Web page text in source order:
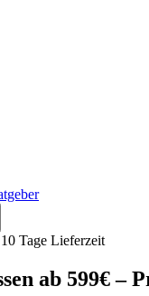
Tage Lieferzeit
ab 599€ –